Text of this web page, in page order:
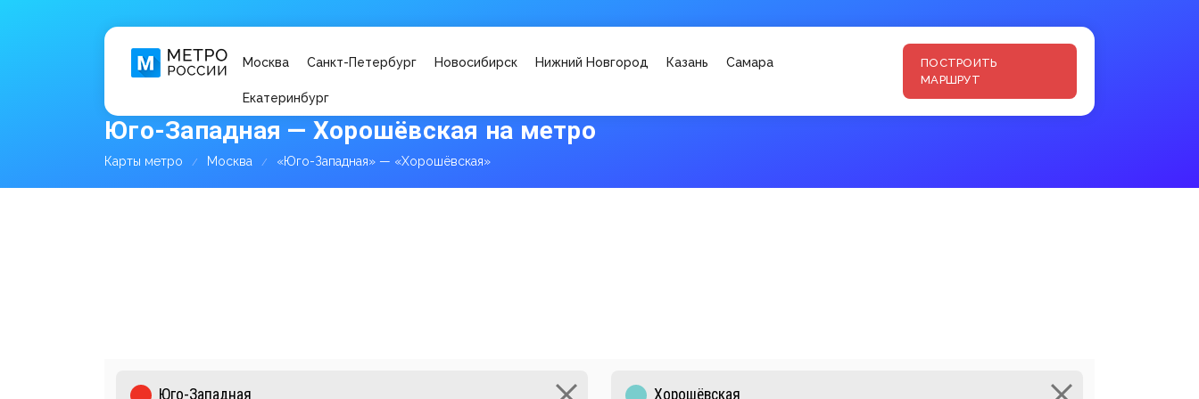
Москва Санкт-Петербург Новосибирск Нижний Новгород Казань Самара
Екатеринбург
ПОСТРОИТЬ
МАРШРУТ
Юго-Западная — Хорошёвская на метро
Карты метро Москва «Юго-Западная» — «Хорошёвская»